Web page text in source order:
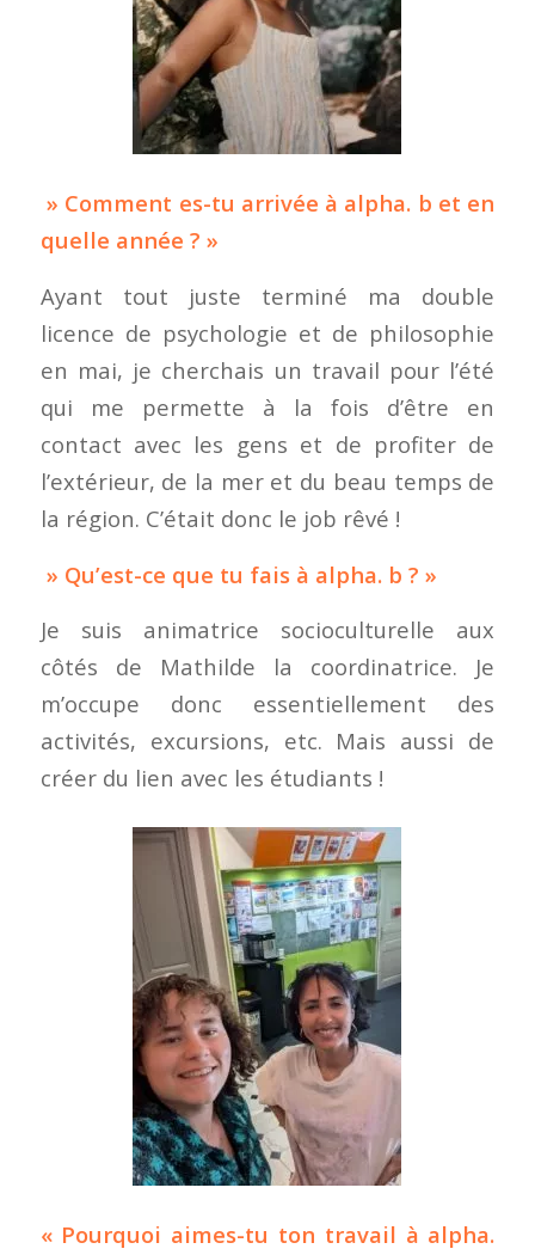
» Comment es-tu arrivée à alpha. b et en
quelle année ? »
Ayant tout juste terminé ma double
licence de psychologie et de philosophie
en mai, je cherchais un travail pour l’été
qui me permette à la fois d’être en
contact avec les gens et de profiter de
l’extérieur, de la mer et du beau temps de
la région. C’était donc le job rêvé !
» Qu’est-ce que tu fais à alpha. b ? »
Je suis animatrice socioculturelle aux
côtés de Mathilde la coordinatrice. Je
m’occupe donc essentiellement des
activités, excursions, etc. Mais aussi de
créer du lien avec les étudiants !
« Pourquoi aimes-tu ton travail à alpha.